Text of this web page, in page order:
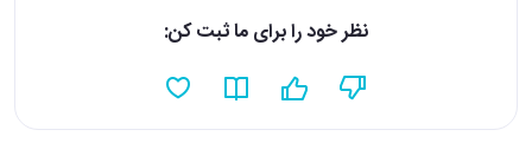
نظر خود را برای ما ثبت کن: